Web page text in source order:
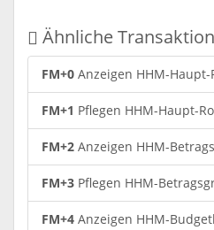
Ähnliche
FM+0 Anzeigen HHM-
FM+1 Pflegen HHM-Haupt-
FM+2 Anzeigen HHM-
FM+3 Pflegen HHM-
FM+4 Anzeigen HHM-